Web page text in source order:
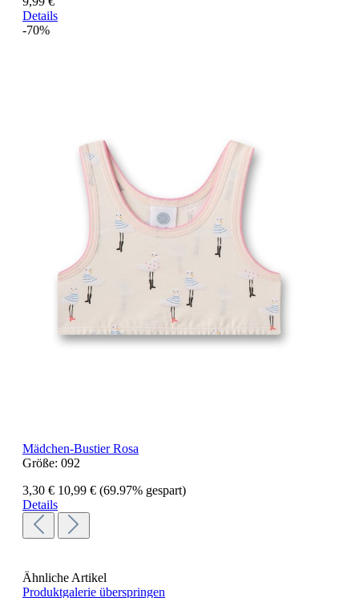
Details
-70%
Mädchen-Bustier Rosa
Größe: 092
3,30 € 10,99 € (69.97% gespart)
Details
Ähnliche Artikel
Produktgalerie überspringen